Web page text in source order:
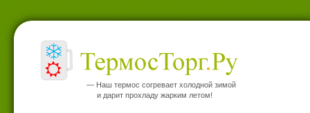
— Наш термос согревает холодной зимой
и дарит прохладу жарким летом!